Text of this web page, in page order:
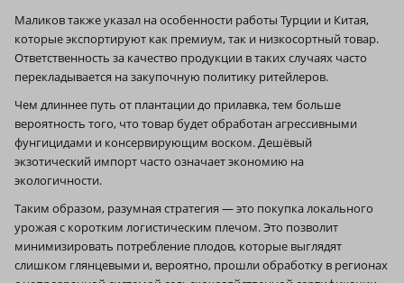
Маликов также указал на особенности работы Турции и Китая,
которые экспортируют как премиум, так и низкосортный товар.
Ответственность за качество продукции в таких случаях часто
перекладывается на закупочную политику ритейлеров.
Чем длиннее путь от плантации до прилавка, тем больше
вероятность того, что товар будет обработан агрессивными
фунгицидами и консервирующим воском. Дешёвый
экзотический импорт часто означает экономию на
экологичности.
Таким образом, разумная стратегия — это покупка локального
урожая с коротким логистическим плечом. Это позволит
минимизировать потребление плодов, которые выглядят
слишком глянцевыми и, вероятно, прошли обработку в регионах